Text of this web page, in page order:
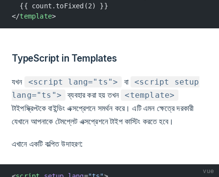
  {{ count.toFixed(2) }}
</template>
TypeScript in Templates
যখন <script lang="ts"> বা
<script setup
lang="ts">
ব্যবহার করা হয় তখন <template>
টাইপস্ক্রিপ্টকে বাইন্ডিং এক্সপ্রেশনে সমর্থন করে। এটি এমন ক্ষেত্রে দরকারী
যেখানে আপনাকে টেমপ্লেট এক্সপ্রেশনে টাইপ কাস্টিং করতে হবে।
এখানে একটি কল্পিত উদাহরণ:
vue